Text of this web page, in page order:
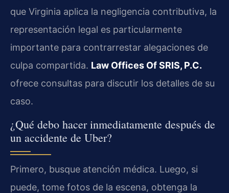
que Virginia aplica la negligencia contributiva, la
representación legal es particularmente
importante para contrarrestar alegaciones de
culpa compartida. Law Offices Of SRIS, P.C.
ofrece consultas para discutir los detalles de su
caso.
¿Qué debo hacer inmediatamente después de
un accidente de Uber?
Primero, busque atención médica. Luego, si
puede, tome fotos de la escena, obtenga la